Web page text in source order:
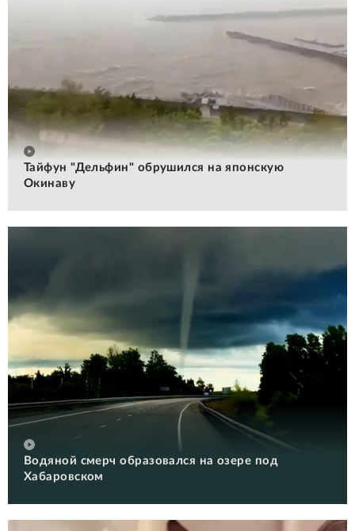
Тайфун "Дельфин" обрушился на японскую
Окинаву
Водяной смерч образовался на озере под
Хабаровском